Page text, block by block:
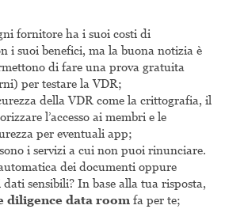
fornitore ha i suoi costi di
i suoi benefici, ma la buona notizia è
di fare una prova gratuita
per testare la VDR;
della VDR come la crittografia, il
l’accesso ai membri e le
per eventuali app;
i servizi a cui non puoi rinunciare.
dei documenti oppure
dati sensibili? In base alla tua risposta,
diligence data room fa per te;